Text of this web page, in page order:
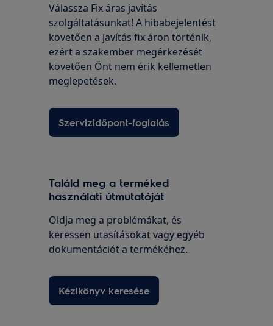
Válassza Fix áras javítás
szolgáltatásunkat! A hibabejelentést
követően a javítás fix áron történik,
ezért a szakember megérkezését
követően Önt nem érik kellemetlen
meglepetések.
Szervizidőpont-foglalás
Találd meg a terméked
használati útmutatóját
Oldja meg a problémákat, és
keressen utasításokat vagy egyéb
dokumentációt a termékéhez.
Kézikönyv keresése